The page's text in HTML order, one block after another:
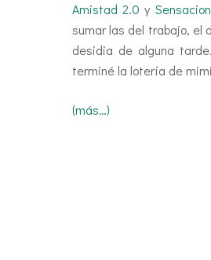
Amistad 2.0 y
sumar las del trabajo, el
desidia de alguna
terminé la lotería de
(más…)